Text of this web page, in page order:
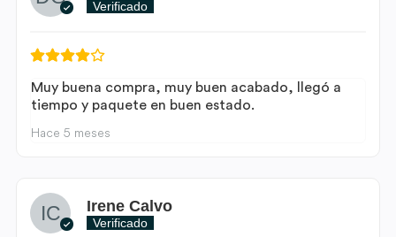
Verificado
Muy buena compra, muy buen acabado, llegó a
tiempo y paquete en buen estado.
Hace 5 meses
Irene Calvo
Verificado